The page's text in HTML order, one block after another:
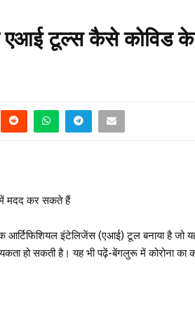
एआई टूल्स कैसे कोविड
मदद कर सकते हैं
आर्टिफिशियल इंटेलिजेंस (एआई) टूल बनाया है जो
हो सकती है। यह भी पढ़ें-बेंगलुरू में कोरोना का